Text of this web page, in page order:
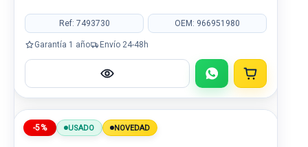
Ref: 7493730 OEM: 966951980
Garantía 1 año Envío 24-48h
-5% USADO NOVEDAD